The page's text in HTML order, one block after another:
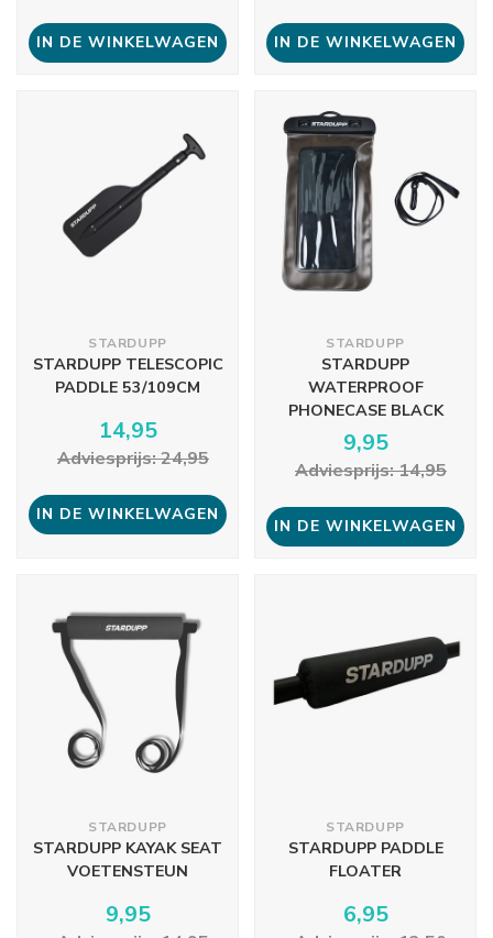
IN DE WINKELWAGEN IN DE WINKELWAGEN
STARDUPP
STARDUPP TELESCOPIC
PADDLE 53/109CM
14,95
Adviesprijs: 24,95
IN DE WINKELWAGEN
STARDUPP
STARDUPP
WATERPROOF
PHONECASE BLACK
9,95
Adviesprijs: 14,95
IN DE WINKELWAGEN
STARDUPP
STARDUPP KAYAK SEAT
VOETENSTEUN
9,95
STARDUPP
STARDUPP PADDLE
FLOATER
6,95